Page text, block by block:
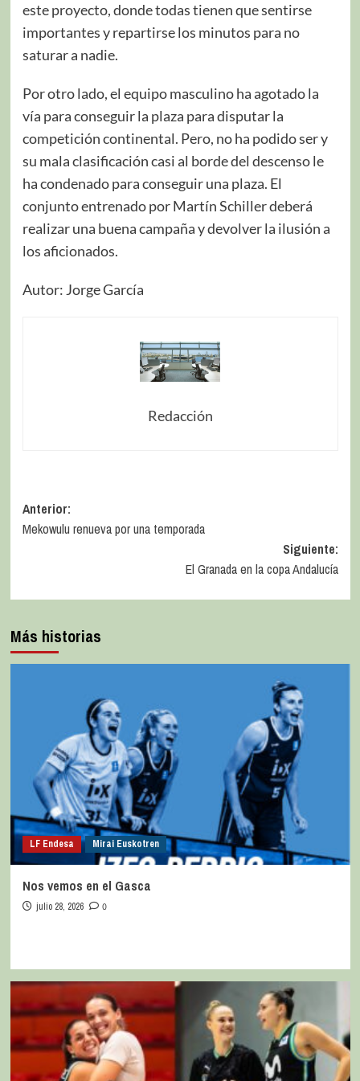
este proyecto, donde todas tienen que sentirse
importantes y repartirse los minutos para no
saturar a nadie.
Por otro lado, el equipo masculino ha agotado la
vía para conseguir la plaza para disputar la
competición continental. Pero, no ha podido ser y
su mala clasificación casi al borde del descenso le
ha condenado para conseguir una plaza. El
conjunto entrenado por Martín Schiller deberá
realizar una buena campaña y devolver la ilusión a
los aficionados.
Autor: Jorge García
Redacción
Anterior:
Mekowulu renueva por una temporada
Siguiente:
El Granada en la copa Andalucía
Más historias
LF Endesa Mirai Euskotren
Nos vemos en el Gasca
julio 28, 2026 0